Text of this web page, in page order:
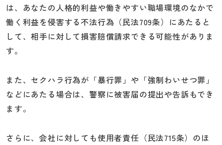
は、あなたの人格的利益や働きやすい職場環境のなかで
働く利益を侵害する不法行為（民法709条）にあたると
して、相手に対して損害賠償請求できる可能性がありま
す。
また、セクハラ行為が「暴行罪」や「強制わいせつ罪」
などにあたる場合は、警察に被害届の提出や告訴もでき
ます。
さらに、会社に対しても使用者責任（民法715条）のほ